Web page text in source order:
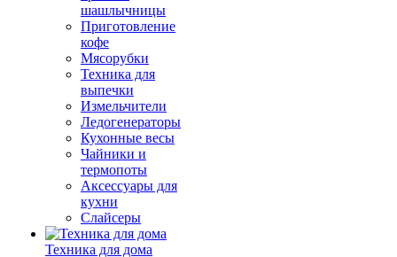
шашлычницы
Приготовление
кофе
Мясорубки
Техника для
выпечки
Измельчители
Ледогенераторы
Кухонные весы
Чайники и
термопоты
Аксессуары для
кухни
Слайсеры
Техника для дома